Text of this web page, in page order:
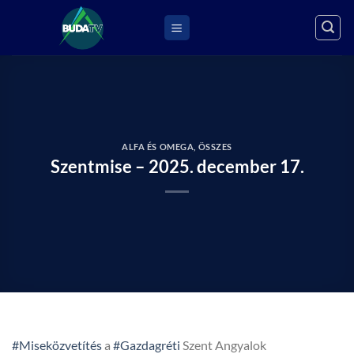
ALFA ÉS OMEGA ÖSSZES
Szentmise – 2025. december 17.
#Miseközvetítésa #Gazdagréti Szent Angyalok